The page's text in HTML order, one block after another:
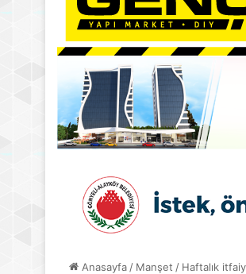
Anasayfa / Manşet / Haftalık